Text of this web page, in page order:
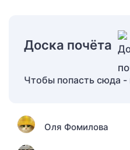
Доска почёта
Чтобы попасть сюда -
Оля Фомилова